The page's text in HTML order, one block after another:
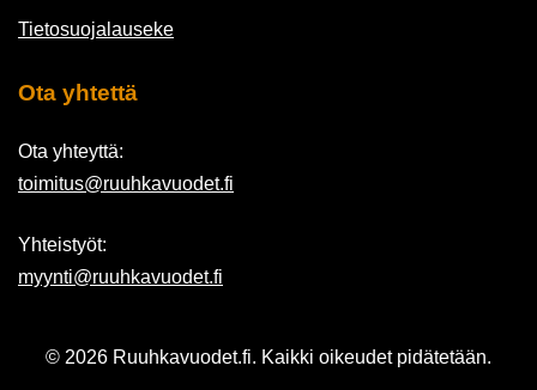
Tietosuojalauseke
Ota yhtettä
Ota yhteyttä:
toimitus@ruuhkavuodet.fi
Yhteistyöt:
myynti@ruuhkavuodet.fi
© 2026 Ruuhkavuodet.fi. Kaikki oikeudet pidätetään.